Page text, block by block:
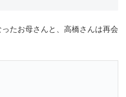
たお母さんと、高橋さんは再会